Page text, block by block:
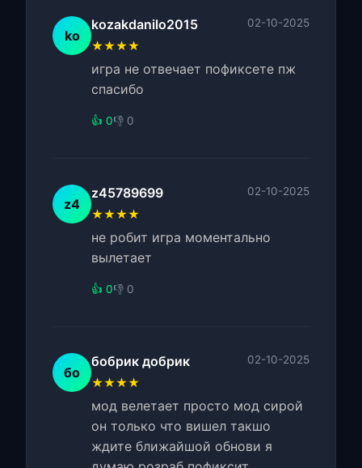
ko
kozakdanilo2015 02-10-2025
★★★★
игра не отвечает пофиксете пж
спасибо
👍 0👎 0
z4
z45789699 02-10-2025
★★★★
не робит игра моментально
вылетает
👍 0👎 0
бо
бобрик добрик 02-10-2025
★★★★
мод велетает просто мод сирой
он только что вишел такшо
ждите ближайшой обнови я